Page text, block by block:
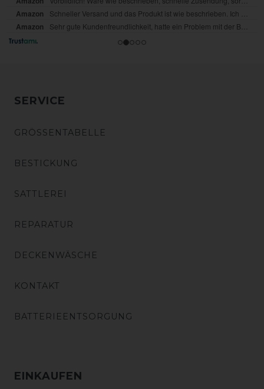
SERVICE
GRÖSSENTABELLE
BESTICKUNG
SATTLEREI
REPARATUR
DECKENWÄSCHE
KONTAKT
BATTERIEENTSORGUNG
EINKAUFEN